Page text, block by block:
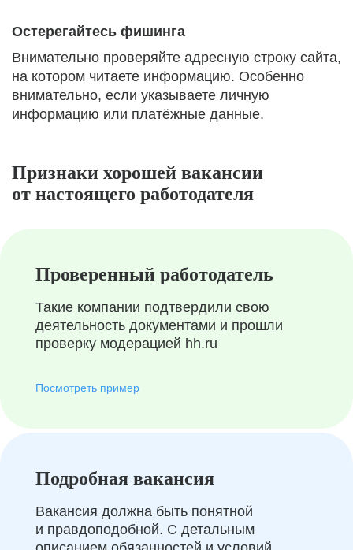
Остерегайтесь фишинга
Внимательно проверяйте адресную строку сайта,
на котором читаете информацию. Особенно
внимательно, если указываете личную
информацию или платёжные данные.
Признаки хорошей вакансии
от настоящего работодателя
Проверенный работодатель
Такие компании подтвердили свою
деятельность документами и прошли
проверку модерацией hh.ru
Посмотреть пример
Подробная вакансия
Вакансия должна быть понятной
и правдоподобной. С детальным